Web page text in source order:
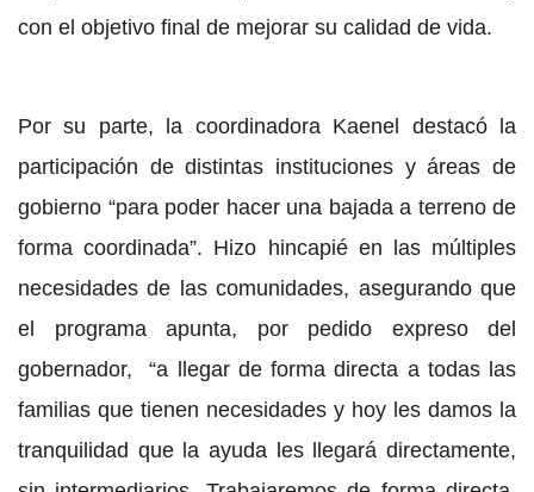
con el objetivo final de mejorar su calidad de vida.
Por su parte, la coordinadora Kaenel destacó la
participación de distintas instituciones y áreas de
gobierno “para poder hacer una bajada a terreno de
forma coordinada”. Hizo hincapié en las múltiples
necesidades de las comunidades, asegurando que
el programa apunta, por pedido expreso del
gobernador, “a llegar de forma directa a todas las
familias que tienen necesidades y hoy les damos la
tranquilidad que la ayuda les llegará directamente,